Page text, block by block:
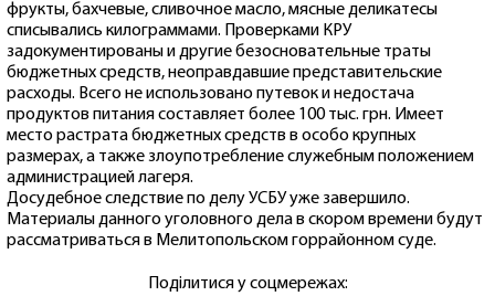
фрукты, бахчевые, сливочное масло, мясные деликатесы
списывались килограммами. Проверками КРУ
задокументированы и другие безосновательные траты
бюджетных средств, неоправдавшие представительские
расходы. Всего не использовано путевок и недостача
продуктов питания составляет более 100 тыс. грн. Имеет
место растрата бюджетных средств в особо крупных
размерах, а также злоупотребление служебным положением
администрацией лагеря.
Досудебное следствие по делу УСБУ уже завершило.
Материалы данного уголовного дела в скором времени будут
рассматриваться в Мелитопольском горрайонном суде.
Поділитися у соцмережах: